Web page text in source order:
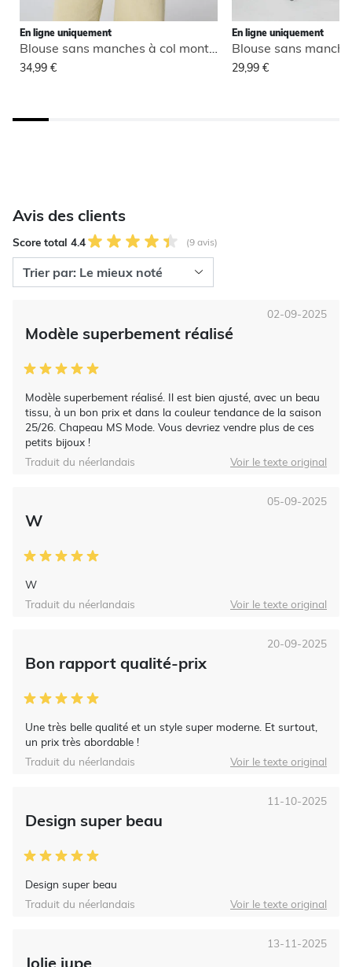
En ligne uniquement
34,99 €
En ligne uniquement
29,99 €
Avis des clients
Score total 4.4 (9 avis)
Modèle superbement réalisé
Modèle superbement réalisé. Il est bien ajusté, avec un beau
tissu, à un bon prix et dans la couleur tendance de la saison
25/26. Chapeau MS Mode. Vous devriez vendre plus de ces
petits bijoux !
02-09-2025
Traduit du néerlandais Voir le texte original
W
W
05-09-2025
Traduit du néerlandais Voir le texte original
Bon rapport qualité-prix
Une très belle qualité et un style super moderne. Et surtout,
un prix très abordable !
20-09-2025
Traduit du néerlandais Voir le texte original
Design super beau
Design super beau
11-10-2025
Traduit du néerlandais Voir le texte original
Jolie jupe
13-11-2025